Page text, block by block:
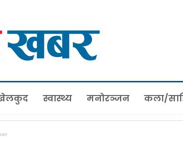
स्वास्थ्य मनोरञ्जन कला/